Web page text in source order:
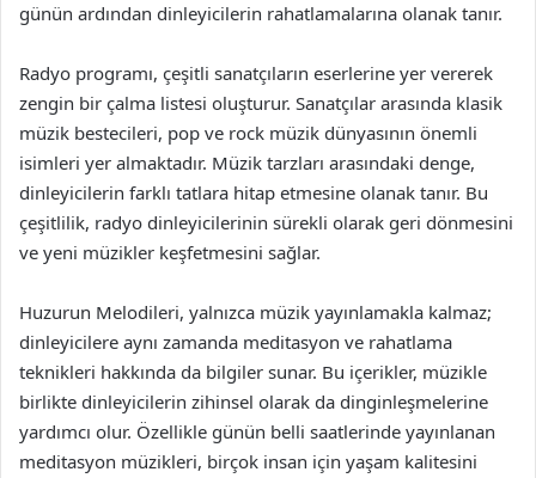
günün ardından dinleyicilerin rahatlamalarına olanak tanır.
Radyo programı, çeşitli sanatçıların eserlerine yer vererek
zengin bir çalma listesi oluşturur. Sanatçılar arasında klasik
müzik bestecileri, pop ve rock müzik dünyasının önemli
isimleri yer almaktadır. Müzik tarzları arasındaki denge,
dinleyicilerin farklı tatlara hitap etmesine olanak tanır. Bu
çeşitlilik, radyo dinleyicilerinin sürekli olarak geri dönmesini
ve yeni müzikler keşfetmesini sağlar.
Huzurun Melodileri, yalnızca müzik yayınlamakla kalmaz;
dinleyicilere aynı zamanda meditasyon ve rahatlama
teknikleri hakkında da bilgiler sunar. Bu içerikler, müzikle
birlikte dinleyicilerin zihinsel olarak da dinginleşmelerine
yardımcı olur. Özellikle günün belli saatlerinde yayınlanan
meditasyon müzikleri, birçok insan için yaşam kalitesini